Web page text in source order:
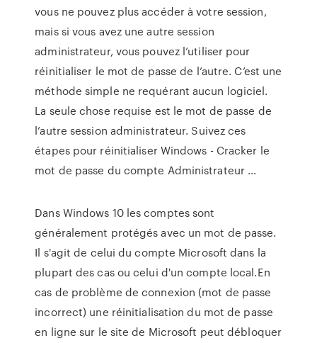
vous ne pouvez plus accéder à votre session,
mais si vous avez une autre session
administrateur, vous pouvez l’utiliser pour
réinitialiser le mot de passe de l’autre. C’est une
méthode simple ne requérant aucun logiciel.
La seule chose requise est le mot de passe de
l’autre session administrateur. Suivez ces
étapes pour réinitialiser Windows - Cracker le
mot de passe du compte Administrateur ...
Dans Windows 10 les comptes sont
généralement protégés avec un mot de passe.
Il s'agit de celui du compte Microsoft dans la
plupart des cas ou celui d'un compte local.En
cas de problème de connexion (mot de passe
incorrect) une réinitialisation du mot de passe
en ligne sur le site de Microsoft peut débloquer